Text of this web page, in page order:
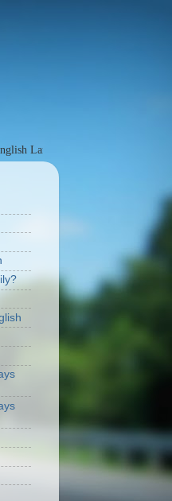
Researcher since 2015,